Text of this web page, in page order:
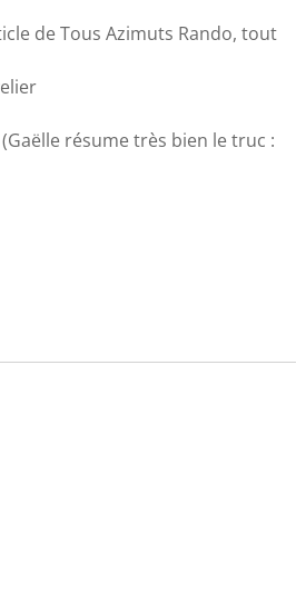
de Tous Azimuts Rando, tout
résume très bien le truc :